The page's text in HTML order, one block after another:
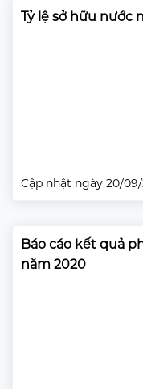
Tỷ lệ sở hữu nước
Cập nhật ngày 20/09/
Báo cáo kết quả
năm 2020